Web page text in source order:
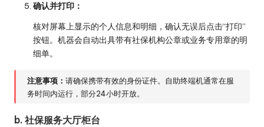
确认并打印：
核对屏幕上显示的个人信息和明细，确认无误后点击“打印”
按钮。机器会自动出具带有社保机构公章或业务专用章的明
细单。
注意事项：请确保携带有效的身份证件。自助终端机通常在服
务时间内运行，部分24小时开放。
b. 社保服务大厅柜台